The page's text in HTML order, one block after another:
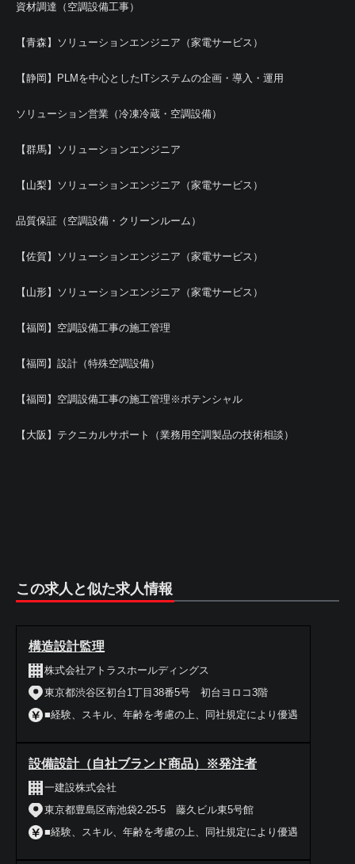
資材調達（空調設備工事）
【青森】ソリューションエンジニア（家電サービス）
【静岡】PLMを中心としたITシステムの企画・導入・運用
ソリューション営業（冷凍冷蔵・空調設備）
【群馬】ソリューションエンジニア
【山梨】ソリューションエンジニア（家電サービス）
品質保証（空調設備・クリーンルーム）
【佐賀】ソリューションエンジニア（家電サービス）
【山形】ソリューションエンジニア（家電サービス）
【福岡】空調設備工事の施工管理
【福岡】設計（特殊空調設備）
【福岡】空調設備工事の施工管理※ポテンシャル
【大阪】テクニカルサポート（業務用空調製品の技術相談）
この求人と似た求人情報
構造設計監理
株式会社アトラスホールディングス
東京都渋谷区初台1丁目38番5号 初台ヨロコ3階
■経験、スキル、年齢を考慮の上、同社規定により優遇
設備設計（自社ブランド商品）※発注者
一建設株式会社
東京都豊島区南池袋2-25-5 藤久ビル東5号館
■経験、スキル、年齢を考慮の上、同社規定により優遇